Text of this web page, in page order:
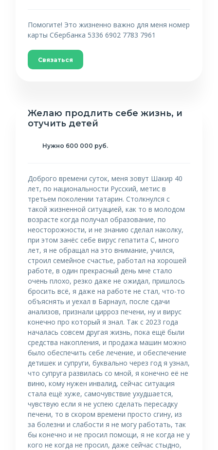
Помогите! Это жизненно важно для меня номер
карты Сбербанка 5336 6902 7783 7961
Связаться
Желаю продлить себе жизнь, и
отучить детей
Нужно 600 000 руб.
Доброго времени суток, меня зовут Шакир 40
лет, по национальности Русский, метис в
третьем поколении татарин. Столкнулся с
такой жизненной ситуацией, как то в молодом
возрасте когда получал образование, по
неосторожности, и не знанию сделал наколку,
при этом занёс себе вирус гепатита С, много
лет, я не обращал на это внимание, учился,
строил семейное счастье, работал на хорошей
работе, в один прекрасный день мне стало
очень плохо, резко даже не ожидал, пришлось
бросить всё, я даже на работе не стал, что-то
объяснять и уехал в Барнаул, после сдачи
анализов, признали цирроз печени, ну и вирус
конечно про который я знал. Так с 2023 года
началась совсем другая жизнь, пока ещё были
средства накопления, и продажа машин можно
было обеспечить себе лечение, и обеспечение
детишек и супруги, буквально через год я узнал,
что супруга развилась со мной, я конечно её не
виню, кому нужен инвалид, сейчас ситуация
стала ещё хуже, самочувствие ухудшается,
чувствую если я не успею сделать пересадку
печени, то в скором времени просто сгину, из
за болезни и слабости я не могу работать, так
бы конечно и не просил помощи, я не когда не у
кого не когда не просил, даже сейчас стыдно,